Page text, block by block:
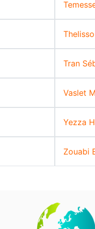
Tran
Vaslet
Yezza
Zouabi